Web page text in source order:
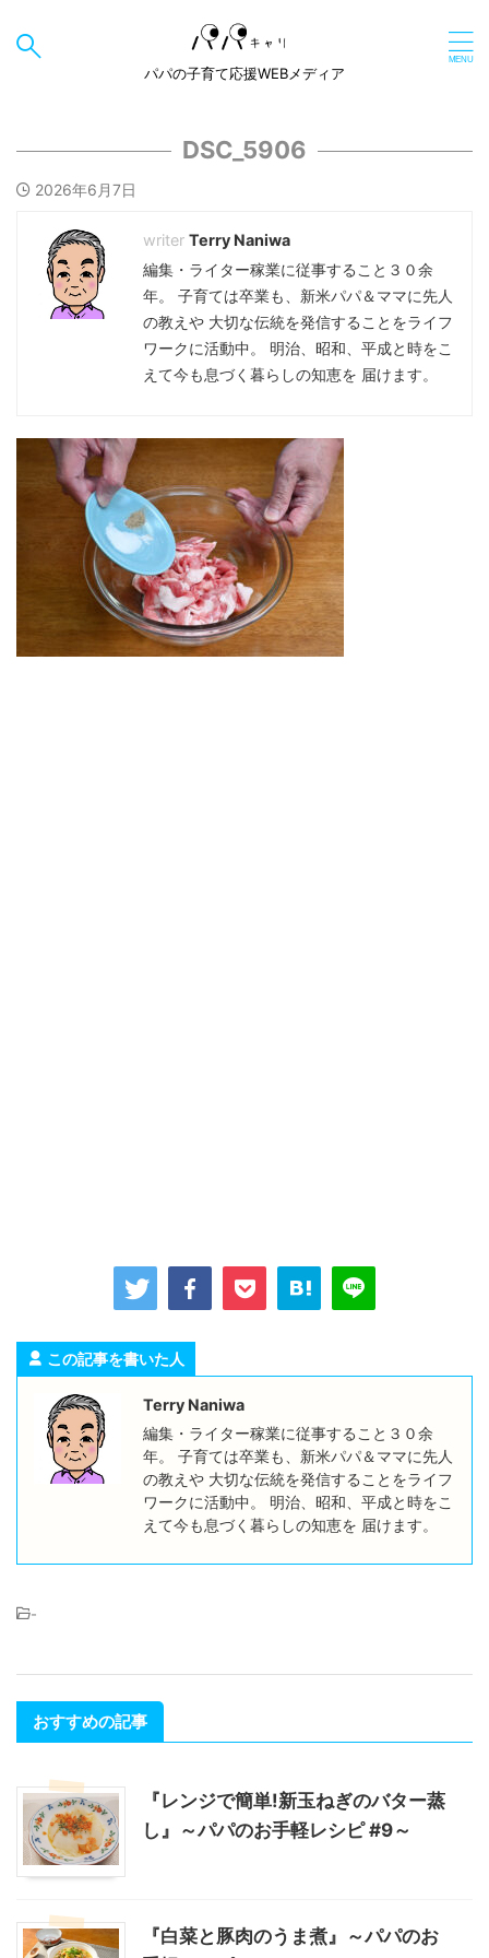
パパの子育て応援WEBメディア
DSC_5906
2026年6月7日
Terry Naniwa
編集・ライター稼業に従事すること３０余
年。 子育ては卒業も、新米パパ＆ママに先人
の教えや 大切な伝統を発信することをライフ
ワークに活動中。 明治、昭和、平成と時をこ
えて今も息づく暮らしの知恵を 届けます。
この記事を書いた人
Terry Naniwa
編集・ライター稼業に従事すること３０余
年。 子育ては卒業も、新米パパ＆ママに先人
の教えや 大切な伝統を発信することをライフ
ワークに活動中。 明治、昭和、平成と時をこ
えて今も息づく暮らしの知恵を 届けます。
-
おすすめの記事
『レンジで簡単!新玉ねぎのバター蒸
し』～パパのお手軽レシピ #9～
『白菜と豚肉のうま煮』～パパのお